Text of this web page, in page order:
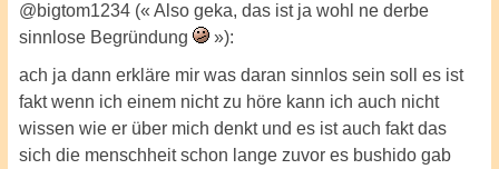
@bigtom1234 (« Also geka, das ist ja wohl ne derbe
sinnlose Begründung
»):
ach ja dann erkläre mir was daran sinnlos sein soll es ist
fakt wenn ich einem nicht zu höre kann ich auch nicht
wissen wie er über mich denkt und es ist auch fakt das
sich die menschheit schon lange zuvor es bushido gab